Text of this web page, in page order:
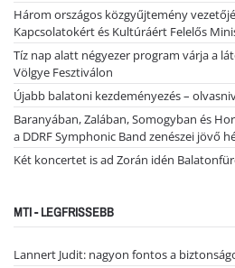
Három országos közgyűjtemény
Kapcsolatokért és Kultúráért Felelős
Tíz nap alatt négyezer program várja a
Völgye Fesztiválon
Újabb balatoni kezdeményezés –
Baranyában, Zalában, Somogyban és
a DDRF Symphonic Band zenészei jövő
Két koncertet is ad Zorán idén
MTI - LEGFRISSEBB
Lannert Judit: nagyon fontos a